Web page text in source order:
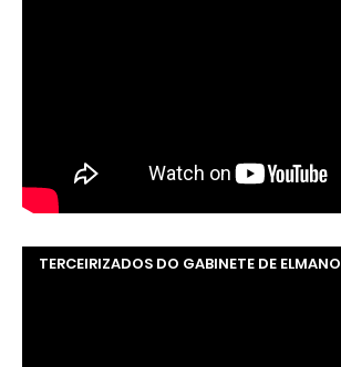
TERCEIRIZADOS DO GABINETE DE ELMANO